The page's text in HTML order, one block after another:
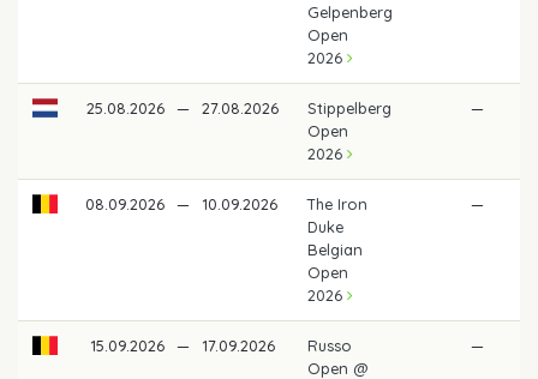
Gelpenberg
Open
2026
25.08.2026 — 27.08.2026
Stippelberg
Open
2026
—
08.09.2026 — 10.09.2026
The Iron
Duke
Belgian
Open
2026
—
15.09.2026 — 17.09.2026
Russo
Open @
—